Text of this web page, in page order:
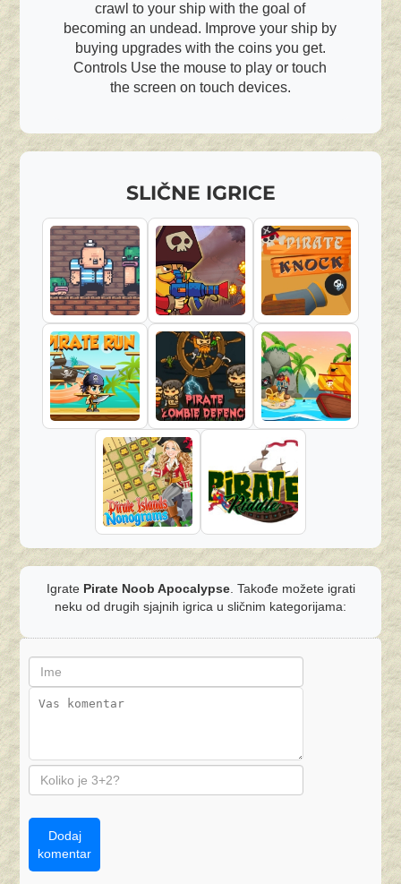
crawl to your ship with the goal of
becoming an undead. Improve your ship by
buying upgrades with the coins you get.
Controls Use the mouse to play or touch
the screen on touch devices.
SLIČNE IGRICE
Igrate Pirate Noob Apocalypse. Takođe možete igrati
neku od drugih sjajnih igrica u sličnim kategorijama:
Dodaj
komentar